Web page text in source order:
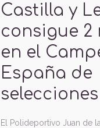
Castilla y
consigue 2
en el
España de
selecciones
El Polideportivo Juan de